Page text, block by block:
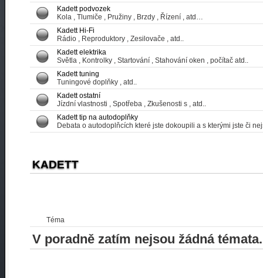
Kadett podvozek
Kola , Tlumiče , Pružiny , Brzdy , Řízení , atd…
Kadett Hi-Fi
Rádio , Reproduktory , Zesilovače , atd..
Kadett elektrika
Světla , Kontrolky , Startování , Stahování oken , počítač atd..
Kadett tuning
Tuningové doplňky , atd..
Kadett ostatní
Jízdní vlastnosti , Spotřeba , Zkušenosti s , atd..
Kadett tip na autodoplňky
Debata o autodoplňcích které jste dokoupili a s kterými jste či
KADETT
Téma
V poradně zatím nejsou žádná témata.